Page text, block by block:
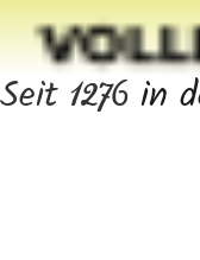
Seit 1276 in